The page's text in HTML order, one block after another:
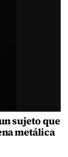
sujeto que
metálica